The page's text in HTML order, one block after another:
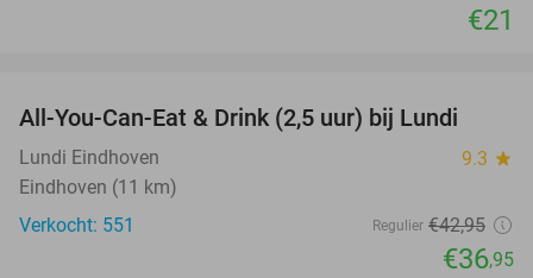
€21
All-You-Can-Eat & Drink (2,5 uur) bij Lundi
Lundi Eindhoven 9.3 star
Eindhoven (11 km)
Verkocht: 551
Regulier €42,95
€36,95